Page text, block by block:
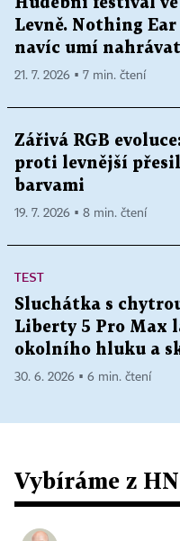
Hudební festival
Levně. Nothing Ear
navíc umí nahrávat
21. 7. 2026 ▪ 7 min. čtení
Zářivá RGB
proti levnější
barvami
19. 7. 2026 ▪ 8 min. čtení
TEST
Sluchátka s
Liberty 5 Pro Max
okolního hluku a
30. 6. 2026 ▪ 6 min. čtení
Vybíráme z HN